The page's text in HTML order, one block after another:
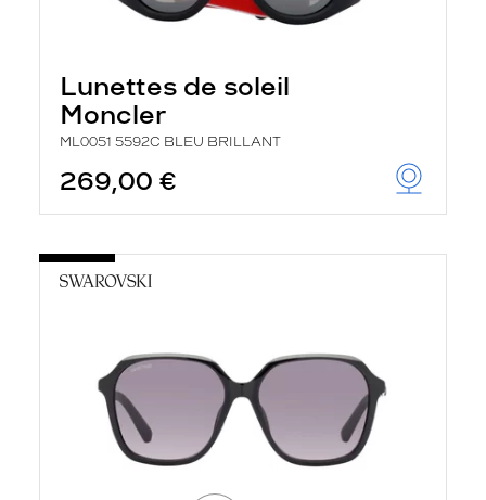
Lunettes de soleil
Moncler
ML0051 5592C BLEU BRILLANT
269,00 €